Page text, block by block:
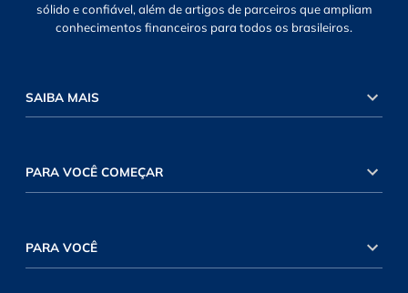
sólido e confiável, além de artigos de parceiros que ampliam
conhecimentos financeiros para todos os brasileiros.
SAIBA MAIS
PARA VOCÊ COMEÇAR
PARA VOCÊ